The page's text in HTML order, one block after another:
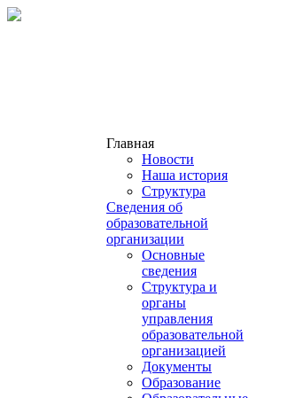
Главная
Новости
Наша история
Структура
Сведения об
образовательной
организации
Основные
сведения
Структура и
органы
управления
образовательной
организацией
Документы
Образование